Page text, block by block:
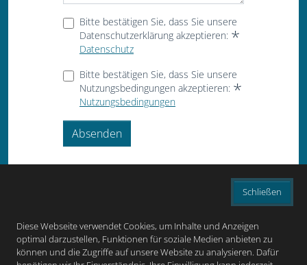
Bitte bestätigen Sie, dass Sie unsere
Datenschutzerklärung akzeptieren:
Datenschutz
Bitte bestätigen Sie, dass Sie unsere
Nutzungsbedingungen akzeptieren:
Nutzungsbedingungen
Absenden
Schließen
Diese Webseite verwendet Cookies, um Inhalte und Anzeigen
optimal darzustellen, Funktionen für soziale Medien anbieten zu
können und die Zugriffe auf unsere Website zu analysieren. Dafür